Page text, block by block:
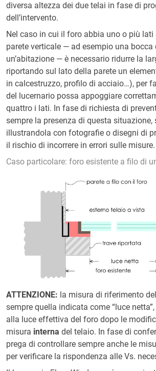
diversa altezza dei due telai in fase di
dell’intervento.
Nel caso in cui il foro abbia uno o più
parete verticale — ad esempio una
un’abitazione — è necessario ridurre la
riportando sul lato della parete un
in calcestruzzo, profilo di acciaio…), per
del lucernario possa appoggiare
quattro i lati. In fase di richiesta di
sempre la presenza di questa situazione,
illustrandola con fotografie o disegni di
il rischio di incorrere in errori sulle misure.
Caso particolare: foro esistente a filo di
ATTENZIONE: la misura di riferimento
sempre quella indicata come “luce
alla luce effettiva del foro dopo le
misura interna del telaio. In fase di
prega di controllare sempre anche le
per verificare la rispondenza alle Vs.